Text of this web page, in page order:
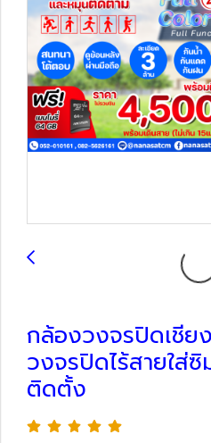
กล้องวงจรปิดเชีย
วงจรปิดไร้สายใส่
ติดตั้ง